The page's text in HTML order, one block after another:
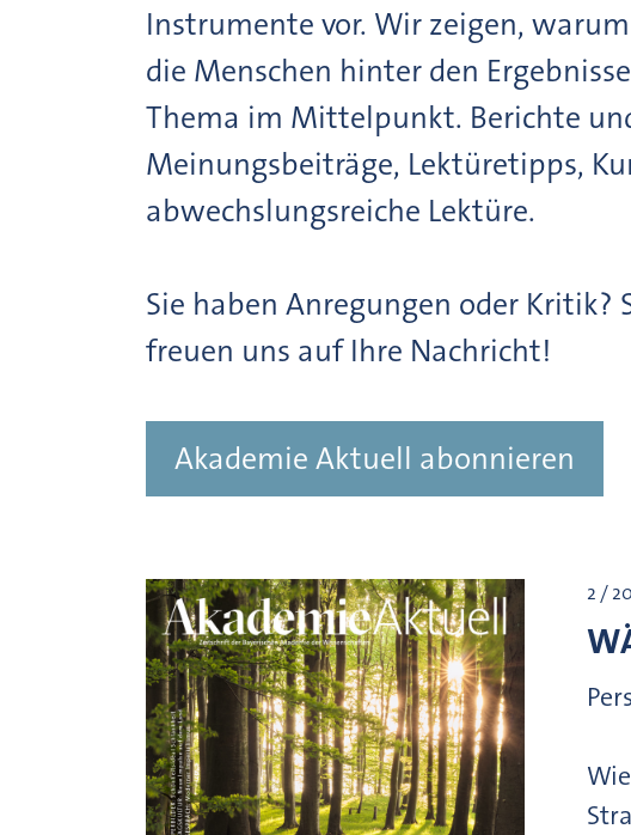
Instrumente vor. Wir zeigen,
die Menschen hinter den
Thema im Mittelpunkt. Berichte
Meinungsbeiträge, Lektüretipps,
abwechslungsreiche Lektüre.
Sie haben Anregungen oder Kritik?
freuen uns auf Ihre Nachricht!
Akademie Aktuell abonnieren
2 /